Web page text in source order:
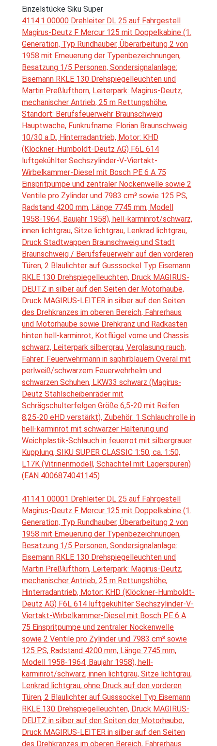
Einzelstücke Siku Super
4114.1 00000 Drehleiter DL 25 auf Fahrgestell
Magirus-Deutz F Mercur 125 mit Doppelkabine (1.
Generation, Typ Rundhauber, Überarbeitung 2 von
1958 mit Erneuerung der Typenbezeichnungen,
Besatzung 1/5 Personen, Sondersignalanlage:
Eisemann RKLE 130 Drehspiegelleuchten und
Martin Preßlufthorn, Leiterpark: Magirus-Deutz,
mechanischer Antrieb, 25 m Rettungshöhe,
Standort: Berufsfeuerwehr Braunschweig
Hauptwache, Funkrufname: Florian Braunschweig
10/30 a.D., Hinterradantrieb, Motor: KHD
(Klöckner-Humboldt-Deutz AG) F6L 614
luftgekühlter Sechszylinder-V-Viertakt-
Wirbelkammer-Diesel mit Bosch PE 6 A 75
Einspritpumpe und zentraler Nockenwelle sowie 2
Ventile pro Zylinder und 7983 cm³ sowie 125 PS,
Radstand 4200 mm, Länge 7745 mm, Modell
1958-1964, Baujahr 1958), hell-karminrot/schwarz,
innen lichtgrau, Sitze lichtgrau, Lenkrad lichtgrau,
Druck Stadtwappen Braunschweig und Stadt
Braunschweig / Berufsfeuerwehr auf den vorderen
Türen, 2 Blaulichter auf Gusssockel Typ Eisemann
RKLE 130 Drehspiegelleuchten, Druck MAGIRUS-
DEUTZ in silber auf den Seiten der Motorhaube,
Druck MAGIRUS-LEITER in silber auf den Seiten
des Drehkranzes im oberen Bereich, Fahrerhaus
und Motorhaube sowie Drehkranz und Radkasten
hinten hell-karminrot, Kotflügel vorne und Chassis
schwarz, Leiterpark silbergrau, Verglasung rauch,
Fahrer: Feuerwehrmann in saphirblauem Overal mit
perlweiß/schwarzem Feuerwehrhelm und
schwarzen Schuhen, LKW33 schwarz (Magirus-
Deutz Stahlscheibenräder mit
Schrägschulterfelgen Größe 6,5-20 mit Reifen
8,25-20 eHD verstärkt), Zubehör: 1 Schlauchrolle in
hell-karminrot mit schwarzer Halterung und
Weichplastik-Schlauch in feuerrot mit silbergrauer
Kupplung, SIKU SUPER CLASSIC 1:50, ca. 1:50,
L17K (Vitrinenmodell, Schachtel mit Lagerspuren)
(EAN 4006874041145)
4114.1 00001 Drehleiter DL 25 auf Fahrgestell
Magirus-Deutz F Mercur 125 mit Doppelkabine (1.
Generation, Typ Rundhauber, Überarbeitung 2 von
1958 mit Erneuerung der Typenbezeichnungen,
Besatzung 1/5 Personen, Sondersignalanlage:
Eisemann RKLE 130 Drehspiegelleuchten und
Martin Preßlufthorn, Leiterpark: Magirus-Deutz,
mechanischer Antrieb, 25 m Rettungshöhe,
Hinterradantrieb, Motor: KHD (Klöckner-Humboldt-
Deutz AG) F6L 614 luftgekühlter Sechszylinder-V-
Viertakt-Wirbelkammer-Diesel mit Bosch PE 6 A
75 Einspritpumpe und zentraler Nockenwelle
sowie 2 Ventile pro Zylinder und 7983 cm³ sowie
125 PS, Radstand 4200 mm, Länge 7745 mm,
Modell 1958-1964, Baujahr 1958), hell-
karminrot/schwarz, innen lichtgrau, Sitze lichtgrau,
Lenkrad lichtgrau, ohne Druck auf den vorderen
Türen, 2 Blaulichter auf Gusssockel Typ Eisemann
RKLE 130 Drehspiegelleuchten, Druck MAGIRUS-
DEUTZ in silber auf den Seiten der Motorhaube,
Druck MAGIRUS-LEITER in silber auf den Seiten
des Drehkranzes im oberen Bereich, Fahrerhaus